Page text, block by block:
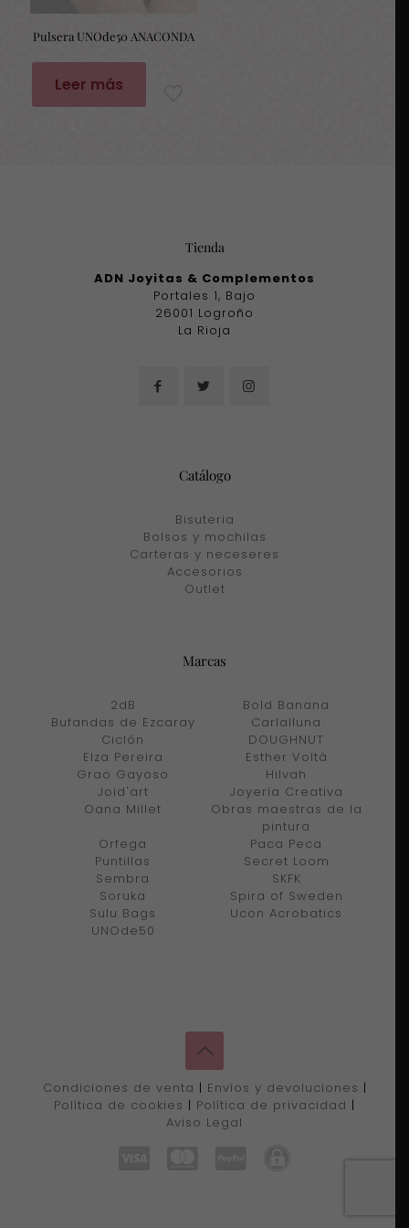
Pulsera UNOde50 ANACONDA
Leer más
Tienda
ADN Joyitas & Complementos
Portales 1, Bajo
26001 Logroño
La Rioja
Catálogo
Bisuteria
Bolsos y mochilas
Carteras y neceseres
Accesorios
Outlet
Marcas
2dB
Bold Banana
Bufandas de Ezcaray
Carlalluna
Ciclón
DOUGHNUT
Elza Pereira
Esther Voltà
Grao Gayoso
Hilvah
Joid'art
Joyería Creativa
Oana Millet
Obras maestras de la
pintura
Orfega
Paca Peca
Puntillas
Secret Loom
Sembra
SKFK
Soruka
Spira of Sweden
Sulu Bags
Ucon Acrobatics
UNOde50
Condiciones de venta | Envíos y devoluciones |
Política de cookies | Política de privacidad |
Aviso Legal